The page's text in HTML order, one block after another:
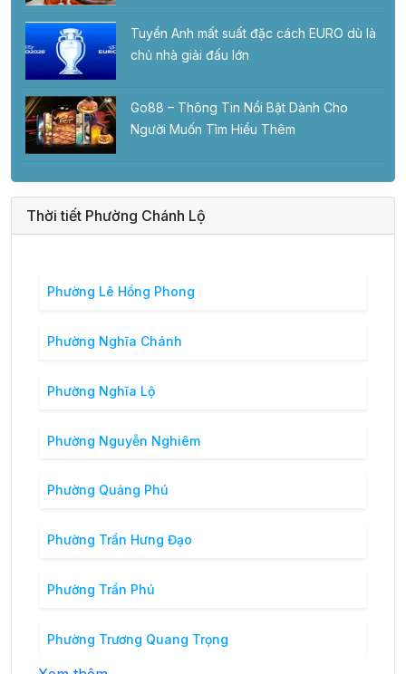
Tuyển Anh mất suất đặc cách EURO dù là
chủ nhà giải đấu lớn
Go88 – Thông Tin Nổi Bật Dành Cho
Người Muốn Tìm Hiểu Thêm
Thời tiết Phường Chánh Lộ
Phường Lê Hồng Phong
Phường Nghĩa Chánh
Phường Nghĩa Lộ
Phường Nguyễn Nghiêm
Phường Quảng Phú
Phường Trần Hưng Đạo
Phường Trần Phú
Phường Trương Quang Trọng